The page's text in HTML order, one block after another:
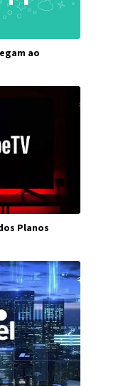
ao
Planos